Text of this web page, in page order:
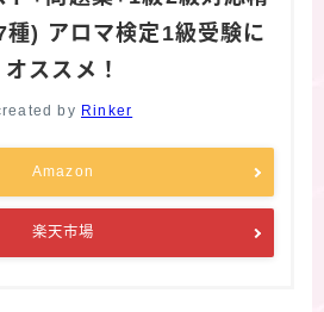
) アロマ検定1級受験に
オススメ！
by Rinker
Amazon
楽天市場